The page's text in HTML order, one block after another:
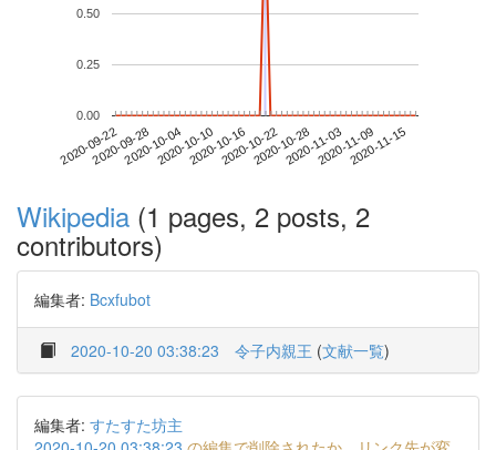
2020-09-222020-09-282020-10-042020-10-102020-10-162020-10-222020-10-282020-11-032020-11-092020-11-15
0.00
0.25
0.50
Wikipedia (1 pages, 2 posts, 2
contributors)
編集者: Bcxfubot
2020-10-20 03:38:23 令子内親王 (文献一覧)
編集者: すたすた坊主